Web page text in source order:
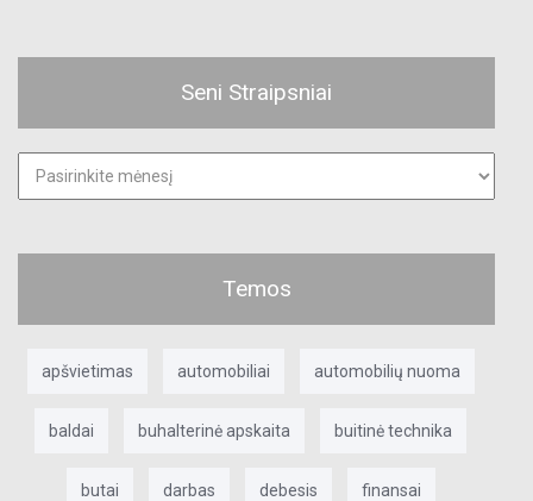
Seni Straipsniai
Seni
Temos
apšvietimas automobiliai automobilių nuoma
baldai buhalterinė apskaita buitinė technika
butai darbas debesis finansai